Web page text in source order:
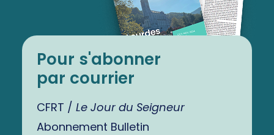
Pour s'abonner
par courrier
CFRT / Le Jour du Seigneur
Abonnement Bulletin